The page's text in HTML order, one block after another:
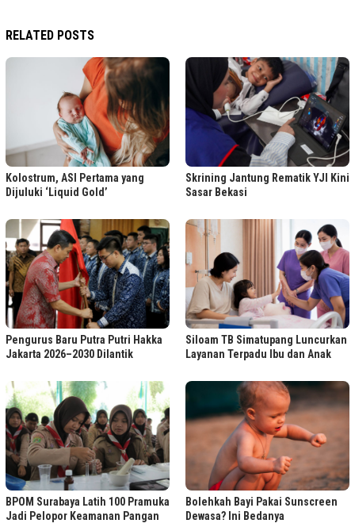
RELATED POSTS
Kolostrum, ASI Pertama yang
Dijuluki ‘Liquid Gold’
Skrining Jantung Rematik YJI Kini
Sasar Bekasi
Pengurus Baru Putra Putri Hakka
Jakarta 2026–2030 Dilantik
Siloam TB Simatupang Luncurkan
Layanan Terpadu Ibu dan Anak
BPOM Surabaya Latih 100 Pramuka
Jadi Pelopor Keamanan Pangan
Bolehkah Bayi Pakai Sunscreen
Dewasa? Ini Bedanya